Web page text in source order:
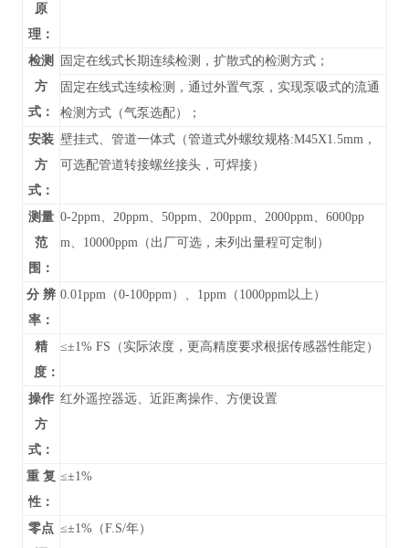
原
理：
检测
方
式：
固定在线式长期连续检测，扩散式的检测方式；
固定在线式连续检测，通过外置气泵，实现泵吸式的流通
检测方式（气泵选配）；
安装
方
式：
壁挂式、管道一体式（管道式外螺纹规格:M45X1.5mm，
可选配管道转接螺丝接头，可焊接）
测量
范
围：
0-2ppm、20ppm、50ppm、200ppm、2000ppm、6000pp
m、10000ppm （ 出厂可选，未列出量程可定制）
分 辨
率：
0.01ppm（0-100ppm）、1ppm（1000ppm以上）
精
度：
≤±1% FS（实际浓度，更高精度要求根据传感器性能定）
操作
方
式：
红外遥控器远、近距离操作、方便设置
重 复
性：
≤±1%
零点 ≤±1%（F.S/年）